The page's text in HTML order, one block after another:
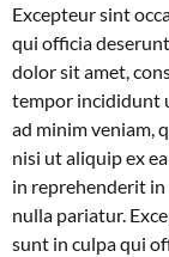
Excepteur sint
qui officia
dolor sit amet,
tempor incididunt
ad minim veniam,
nisi ut aliquip ex
in reprehenderit
nulla pariatur.
sunt in culpa qui